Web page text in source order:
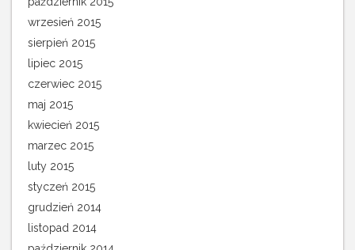
wrzesień 2015
sierpień 2015
lipiec 2015
czerwiec 2015
maj 2015
kwiecień 2015
marzec 2015
luty 2015
styczeń 2015
grudzień 2014
listopad 2014